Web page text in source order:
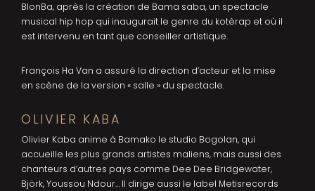
BlonBa, après la création de Bama saba, un spectacle
musical hip hop qui inaugurait le genre du kotèrap et où il
est intervenu en tant que conseiller artistique.
François Ha Van a assuré la direction d’acteur et la mise
en scène de la version « salle » du spectacle.
OLIVIER KABA
Olivier Kaba anime à Bamako le studio Bogolan, qui
accueille les plus grands artistes maliens, mais aussi des
chanteurs d’autres pays comme Dee Dee Bridgewater,
Björk, Youssou Ndour… Il dirige aussi le label Metisrecords